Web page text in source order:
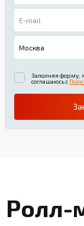
Заполняя форму,
соглашаюсь с
Ролл-